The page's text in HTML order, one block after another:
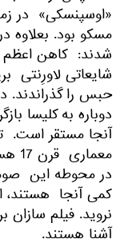
«اوسپنسکی» در
مسکو بود. بعلاوه
شدند: کاهن اعظم
دوباره به کلیسا
آنجا مستقر است.
در محوطه این
کمی آنجا هستند،
نروید. فیلم
آشنا هستند.